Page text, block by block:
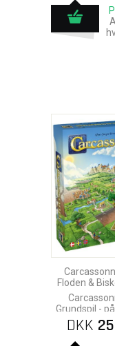
Floden &
Grundspil -
DKK